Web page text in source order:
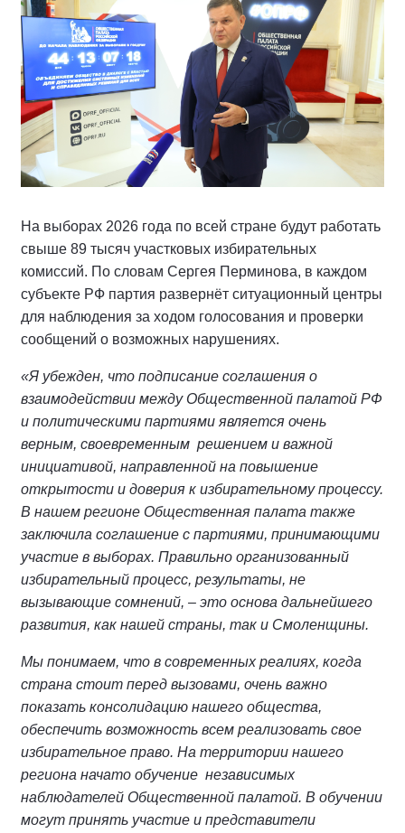
На выборах 2026 года по всей стране будут работать
свыше 89 тысяч участковых избирательных
комиссий. По словам Сергея Перминова, в каждом
субъекте РФ партия развернёт ситуационный центры
для наблюдения за ходом голосования и проверки
сообщений о возможных нарушениях.
«Я убежден, что подписание соглашения о
взаимодействии между Общественной палатой РФ
и политическими партиями является очень
верным, своевременным решением и важной
инициативой, направленной на повышение
открытости и доверия к избирательному процессу.
В нашем регионе Общественная палата также
заключила соглашение с партиями, принимающими
участие в выборах. Правильно организованный
избирательный процесс, результаты, не
вызывающие сомнений, – это основа дальнейшего
развития, как нашей страны, так и Смоленщины.
Мы понимаем, что в современных реалиях, когда
страна стоит перед вызовами, очень важно
показать консолидацию нашего общества,
обеспечить возможность всем реализовать свое
избирательное право. На территории нашего
региона начато обучение независимых
наблюдателей Общественной палатой. В обучении
могут принять участие и представители